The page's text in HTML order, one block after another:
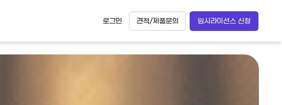
로그인 견적/제품문의 임시라이선스 신청